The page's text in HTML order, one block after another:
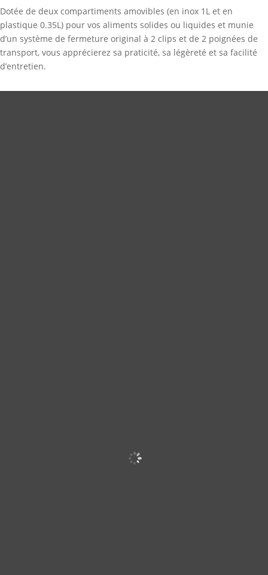
Dotée de deux compartiments amovibles (en inox 1L et en
plastique 0.35L) pour vos aliments solides ou liquides et munie
d’un système de fermeture original à 2 clips et de 2 poignées de
transport, vous apprécierez sa praticité, sa légèreté et sa facilité
d’entretien.